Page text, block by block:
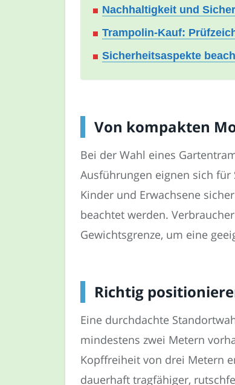
Nachhaltigkeit und
Trampolin-Kauf:
Sicherheitsaspekte
Von kompakten
Bei der Wahl eines
Ausführungen eignen sich
Kinder und Erwachsene
beachtet werden.
Gewichtsgrenze, um eine
Richtig
Eine durchdachte
mindestens zwei Metern
Kopffreiheit von drei Metern
dauerhaft tragfähiger,